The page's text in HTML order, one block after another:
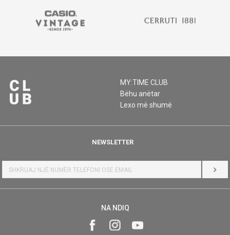
MY:TIME CLUB
Bëhu anëtar
Lexo më shumë
NEWSLETTER
HYR
NA NDIQ